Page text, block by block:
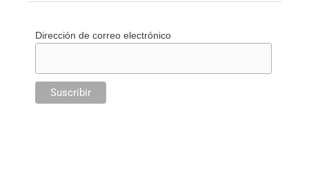
Dirección de correo electrónico